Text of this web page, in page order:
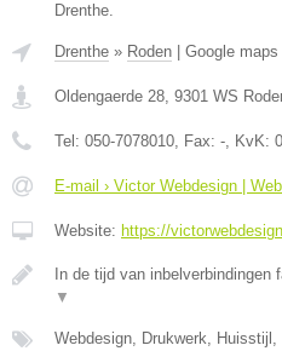
Drenthe.
Drenthe » Roden Google maps
Oldengaerde 28, 9301 WS
Tel: 050-7078010, Fax: -, KvK:
E-mail › Victor Webdesign |
Website: https://
In de tijd van
▼
Webdesign, Drukwerk,